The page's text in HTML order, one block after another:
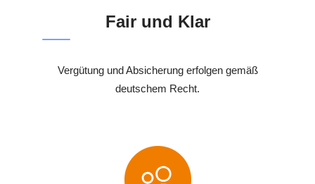
Fair und Klar
Vergütung und Absicherung erfolgen gemäß
deutschem Recht.